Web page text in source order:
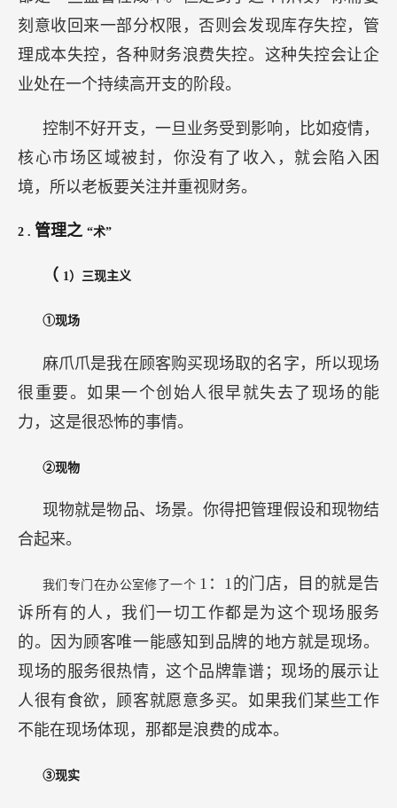
刻意收回来一部分权限，否则会发现库存失控，管
理成本失控，各种财务浪费失控。这种失控会让企
业处在一个持续高开支的阶段。
控制不好开支，一旦业务受到影响，比如疫情，
核心市场区域被封，你没有了收入，就会陷入困
境，所以老板要关注并重视财务。
2 . 管理之 “术”
（ 1）三现主义
①现场
麻爪爪是我在顾客购买现场取的名字，所以现场
很重要。如果一个创始人很早就失去了现场的能
力，这是很恐怖的事情。
②现物
现物就是物品、场景。你得把管理假设和现物结
合起来。
我们专门在办公室修了一个 1：1的门店，目的就是告
诉所有的人，我们一切工作都是为这个现场服务
的。因为顾客唯一能感知到品牌的地方就是现场。
现场的服务很热情，这个品牌靠谱；现场的展示让
人很有食欲，顾客就愿意多买。如果我们某些工作
不能在现场体现，那都是浪费的成本。
③现实